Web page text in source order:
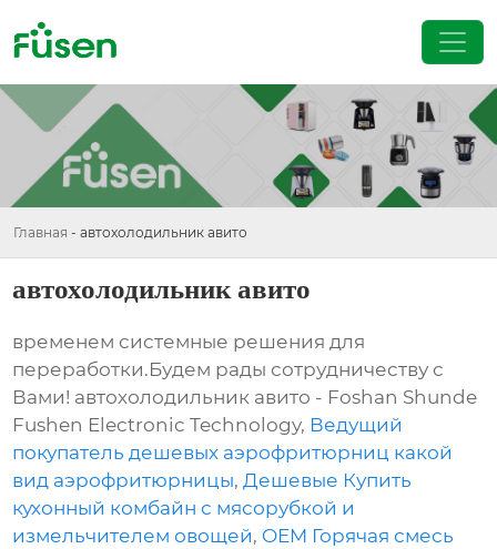
Главная - автохолодильник авито
автохолодильник авито
временем системные решения для
переработки.Будем рады сотрудничеству с
Вами! автохолодильник авито - Foshan Shunde
Fushen Electronic Technology, Ведущий
покупатель дешевых аэрофритюрниц какой
вид аэрофритюрницы,Дешевые Купить
кухонный комбайн с мясорубкой и
измельчителем овощей, OEM Горячая смесь